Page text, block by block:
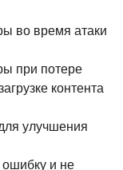
во время атаки
при потере
контента
улучшения
и не